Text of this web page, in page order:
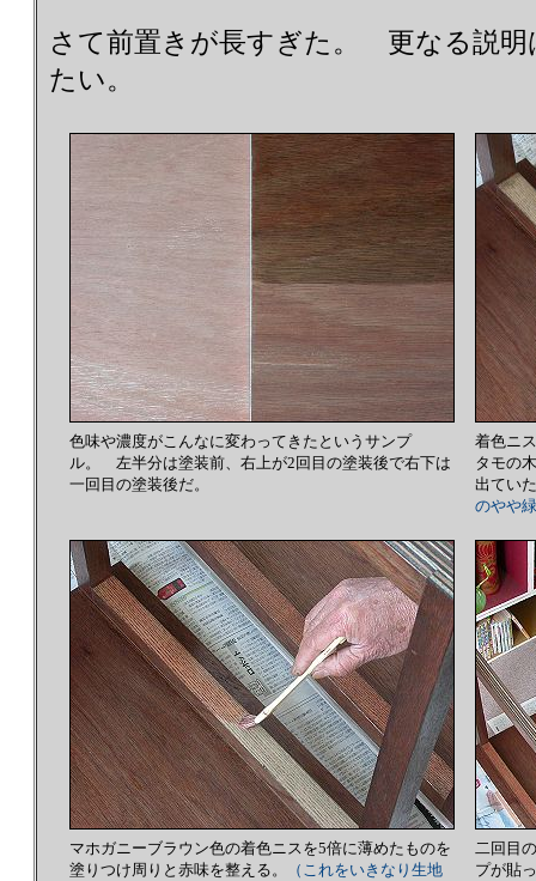
さて前置きが長すぎた。 更なる説明
たい。
色味や濃度がこんなに変わってきたというサンプ
ル。 左半分は塗装前、右上が2回目の塗装後で右下は
一回目の塗装後だ。
着色ニ
タモの
出てい
のやや
マホガニーブラウン色の着色ニスを5倍に薄めたものを
塗りつけ周りと赤味を整える。
（これをいきなり生地
二回目
プが貼